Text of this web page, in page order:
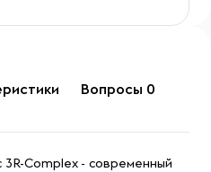
Вопросы 0
Complex - современный